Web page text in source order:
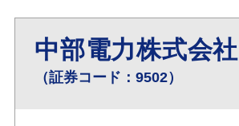
中部電力株式会社
（証券コード：9502）